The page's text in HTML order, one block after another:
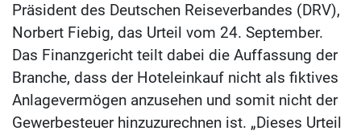
Präsident des Deutschen Reiseverbandes (DRV),
Norbert Fiebig, das Urteil vom 24. September.
Das Finanzgericht teilt dabei die Auffassung der
Branche, dass der Hoteleinkauf nicht als fiktives
Anlagevermögen anzusehen und somit nicht der
Gewerbesteuer hinzuzurechnen ist. „Dieses Urteil